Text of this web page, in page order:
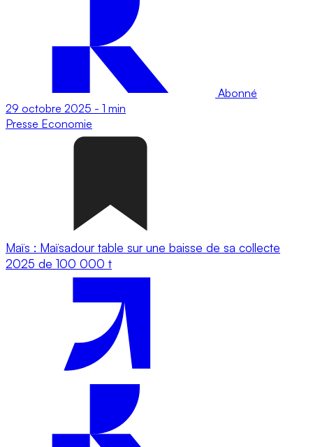
Abonné
29 octobre 2025 - 1 min
Presse Economie
Maïs : Maïsadour table sur une baisse de sa collecte
2025 de 100 000 t